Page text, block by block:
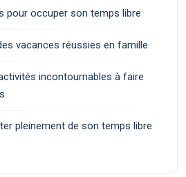
pour occuper son temps libre
vacances réussies en famille
incontournables à faire
pleinement de son temps libre